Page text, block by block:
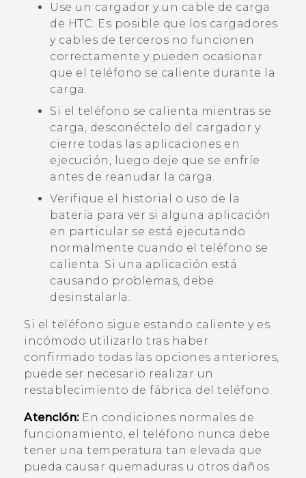
Use un cargador y un cable de carga
de HTC. Es posible que los cargadores
y cables de terceros no funcionen
correctamente y pueden ocasionar
que el teléfono se caliente durante la
carga.
Si el teléfono se calienta mientras se
carga, desconéctelo del cargador y
cierre todas las aplicaciones en
ejecución, luego deje que se enfríe
antes de reanudar la carga.
Verifique el historial o uso de la
batería para ver si alguna aplicación
en particular se está ejecutando
normalmente cuando el teléfono se
calienta. Si una aplicación está
causando problemas, debe
desinstalarla.
Si el teléfono sigue estando caliente y es
incómodo utilizarlo tras haber
confirmado todas las opciones anteriores,
puede ser necesario realizar un
restablecimiento de fábrica del teléfono.
Atención:En condiciones normales de
funcionamiento, el teléfono nunca debe
tener una temperatura tan elevada que
pueda causar quemaduras u otros daños